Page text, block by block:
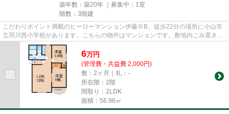
築年数：築20年 ｜募集中： 1室
階数：3階建
こだわりポイント満載のヒーローマンション伊藤ⅢB。徒歩22分の場所に小山市
立羽川西小学校があります。こちらの物件はマンションです。敷地内ごみ置き場
があるため気軽にごみ捨てを行...
6万円
(管理費・共益費 2,000円)
敷：2ヶ月｜礼：-
所在階：2階
間取り：2LDK
面積：56.96㎡